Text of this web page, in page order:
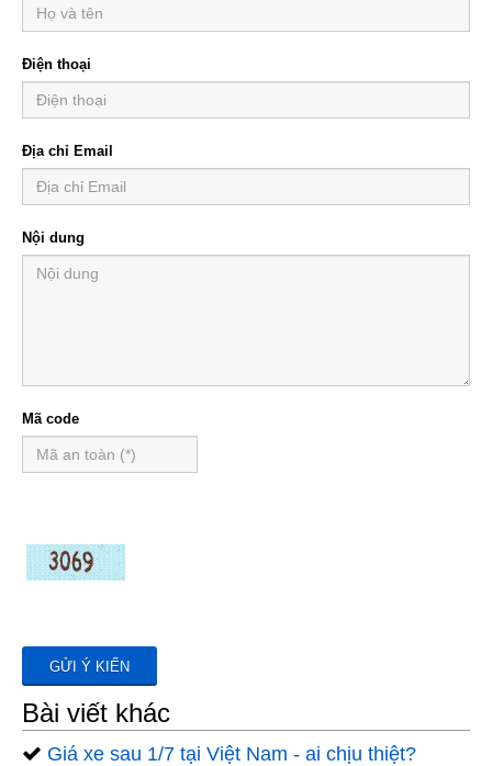
Điện thoại
Địa chỉ Email
Nội dung
Mã code
Bài viết khác
Giá xe sau 1/7 tại Việt Nam - ai chịu thiệt?